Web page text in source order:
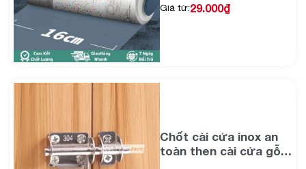
làm sạch hút lông vật
nuôi chó mèo, con lăn
Giá từ:29.000₫
Chốt cài cửa inox an
toàn then cài cửa gỗ